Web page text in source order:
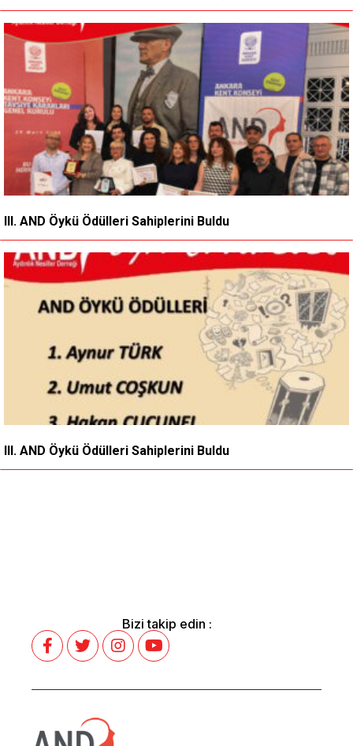
III. AND Öykü Ödülleri Sahiplerini Buldu
III. AND Öykü Ödülleri Sahiplerini Buldu
Bizi takip edin :